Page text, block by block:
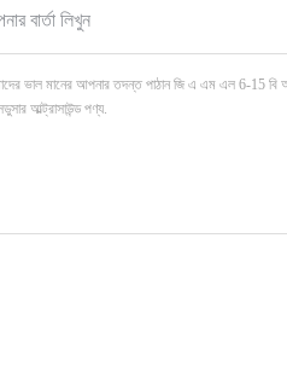
বার্তা লিখুন